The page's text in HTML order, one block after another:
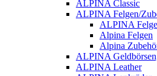
ALPINA Classic
ALPINA Felgen/
ALPINA
Alpina Felgen
Alpina
ALPINA
ALPINA Leather